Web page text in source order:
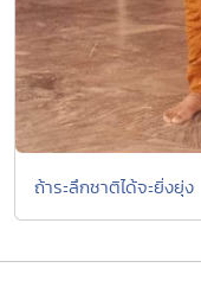
ถ้าระลึกชาติได้จะยิ่งยุ่ง